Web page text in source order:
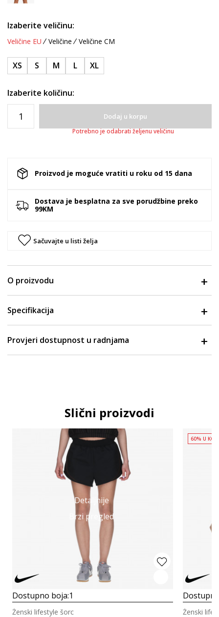
Izaberite veličinu:
Veličine EU Veličine Veličine CM
XS S M L XL
Izaberite količinu:
Dodaj u korpu
Potrebno je odabrati željenu veličinu
Proizvod je moguće vratiti u roku od 15 dana
Dostava je besplatna za sve porudžbine preko
99KM
Sačuvajte u listi želja
O proizvodu
Specifikacija
Provjeri dostupnost u radnjama
Slični proizvodi
Detaljnije
Brzi pregled
Dostupno boja:1
Ženski lifestyle šorc
60% U
Ženski